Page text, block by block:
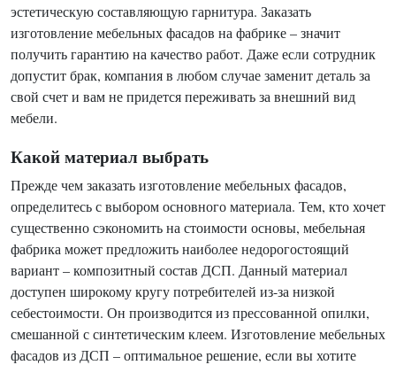
эстетическую составляющую гарнитура. Заказать
изготовление мебельных фасадов на фабрике – значит
получить гарантию на качество работ. Даже если сотрудник
допустит брак, компания в любом случае заменит деталь за
свой счет и вам не придется переживать за внешний вид
мебели.
Какой материал выбрать
Прежде чем заказать изготовление мебельных фасадов,
определитесь с выбором основного материала. Тем, кто хочет
существенно сэкономить на стоимости основы, мебельная
фабрика может предложить наиболее недорогостоящий
вариант – композитный состав ДСП. Данный материал
доступен широкому кругу потребителей из-за низкой
себестоимости. Он производится из прессованной опилки,
смешанной с синтетическим клеем. Изготовление мебельных
фасадов из ДСП – оптимальное решение, если вы хотите